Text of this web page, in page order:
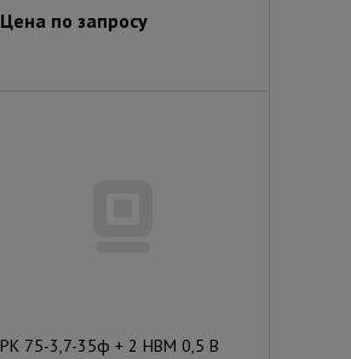
Цена по запросу
РК 75-3,7-35ф + 2 НВМ 0,5 В